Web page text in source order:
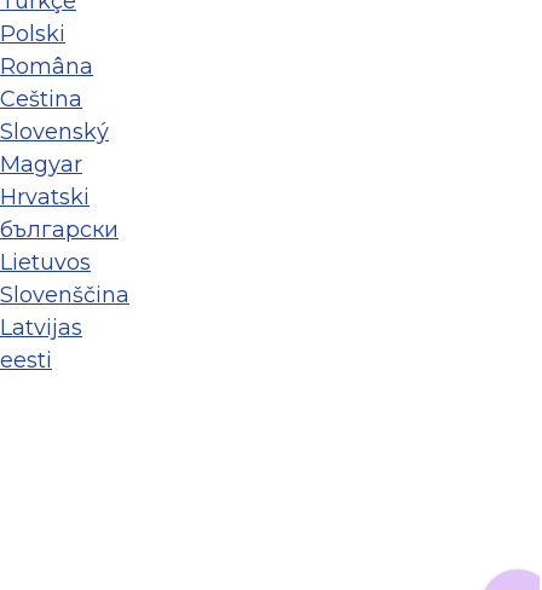
Polski
Româna
Ceština
Slovenský
Magyar
Hrvatski
български
Lietuvos
Slovenščina
Latvijas
eesti